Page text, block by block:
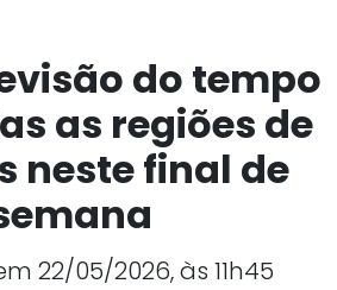
do tempo
as regiões de
neste final de
22/05/2026, às 11h45